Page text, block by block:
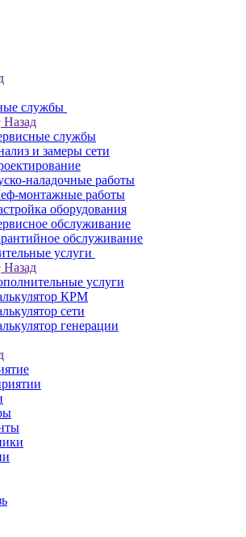
службы
Назад
службы
и замеры сети
наладочные работы
монтажные работы
оборудования
обслуживание
обслуживание
услуги
Назад
услуги
КРМ
сети
генерации